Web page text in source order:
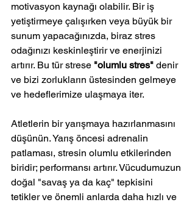
motivasyon kaynağı olabilir. Bir iş
yetiştirmeye çalışırken veya büyük bir
sunum yapacağınızda, biraz stres
odağınızı keskinleştirir ve enerjinizi
artırır. Bu tür strese "olumlu stres" denir
ve bizi zorlukların üstesinden gelmeye
ve hedeflerimize ulaşmaya iter.
Atletlerin bir yarışmaya hazırlanmasını
düşünün. Yarış öncesi adrenalin
patlaması, stresin olumlu etkilerinden
biridir; performansı artırır. Vücudumuzun
doğal "savaş ya da kaç" tepkisini
tetikler ve önemli anlarda daha hızlı ve